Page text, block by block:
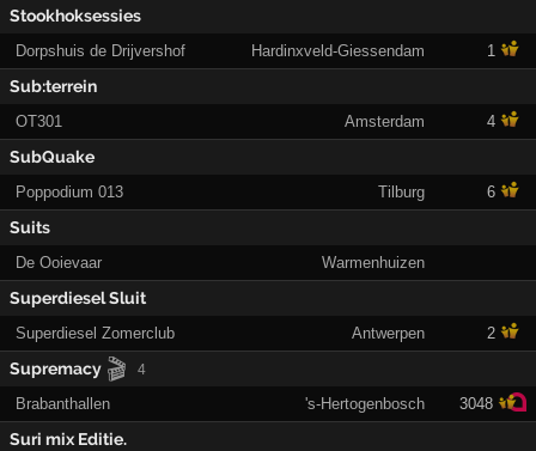
Stookhoksessies
Dorpshuis de Drijvershof Hardinxveld-Giessendam 1
Sub:terrein
OT301 Amsterdam 4
SubQuake
Poppodium 013 Tilburg 6
Suits
De Ooievaar Warmenhuizen
Superdiesel Sluit
Superdiesel Zomerclub Antwerpen 2
Supremacy 🎬 4
Brabanthallen 's-Hertogenbosch 3048
Suri mix Editie.